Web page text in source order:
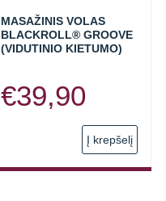
MASAŽINIS VOLAS
BLACKROLL® GROOVE
(VIDUTINIO KIETUMO)
€39,90
Į krepšelį